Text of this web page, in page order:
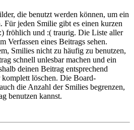
die benutzt werden können, um ein
Für jeden Smilie gibt es einen kurzen
fröhlich und :( traurig. Die Liste aller
Verfassen eines Beitrags sehen.
Smilies nicht zu häufig zu benutzen,
schnell unlesbar machen und ein
deinen Beitrag entsprechend
komplett löschen. Die Board-
die Anzahl der Smilies begrenzen,
benutzen kannst.